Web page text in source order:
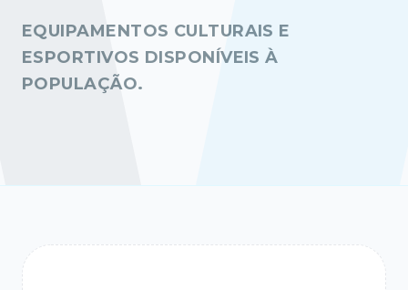
EQUIPAMENTOS CULTURAIS E
ESPORTIVOS DISPONÍVEIS À
POPULAÇÃO.